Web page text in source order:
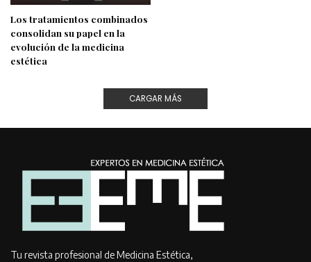
Los tratamientos combinados
consolidan su papel en la
evolución de la medicina
estética
CARGAR MÁS
Tu revista profesional de Medicina Estética,